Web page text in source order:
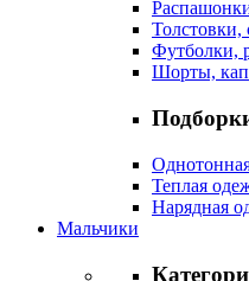
Футболки,
Шорты,
Теплая
Нарядная
Мальчики